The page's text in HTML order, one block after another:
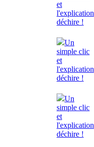
et
l'explication
déchire !
Un
simple clic
et
l'explication
déchire !
Un
simple clic
et
l'explication
déchire !